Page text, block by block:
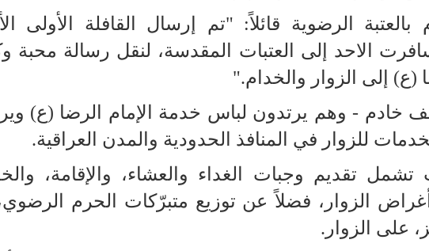
الرضوية قائلاً: "تم إرسال القافلة الأولى
سافرت الاحد إلى العتبات المقدسة، لنقل رسالة محبة
(ع) إلى الزوار والخدام."
خادم - وهم يرتدون لباس خدمة الإمام الرضا (ع)
للزوار في المنافذ الحدودية والمدن العراقية.
تقديم وجبات الغداء والعشاء، والإقامة،
أغراض الزوار، فضلاً عن توزيع متبرّكات الحرم
على الزوار.